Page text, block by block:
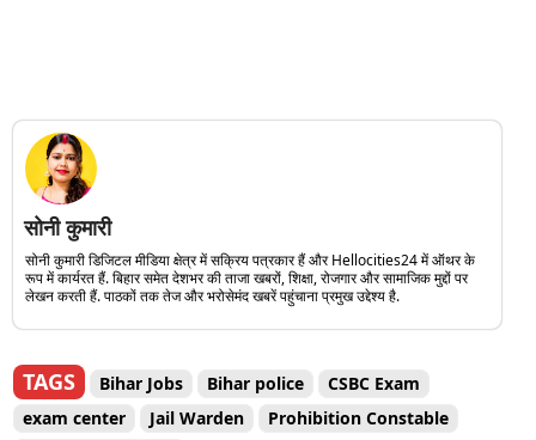
सोनी कुमारी
सोनी कुमारी डिजिटल मीडिया क्षेत्र में सक्रिय पत्रकार हैं और Hellocities24 में ऑथर के
रूप में कार्यरत हैं. बिहार समेत देशभर की ताजा खबरों, शिक्षा, रोजगार और सामाजिक मुद्दों पर
लेखन करती हैं. पाठकों तक तेज और भरोसेमंद खबरें पहुंचाना प्रमुख उद्देश्य है.
TAGS Bihar Jobs Bihar police
CSBC Exam
exam center
Jail Warden
Prohibition Constable